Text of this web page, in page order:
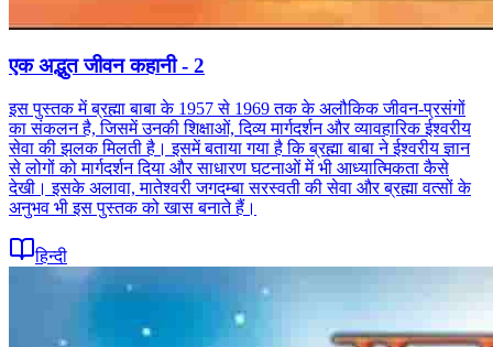
एक अद्भुत जीवन कहानी - 2
इस पुस्तक में ब्रह्मा बाबा के 1957 से 1969 तक के अलौकिक जीवन-प्रसंगों
का संकलन है, जिसमें उनकी शिक्षाओं, दिव्य मार्गदर्शन और व्यावहारिक ईश्वरीय
सेवा की झलक मिलती है। इसमें बताया गया है कि ब्रह्मा बाबा ने ईश्वरीय ज्ञान
से लोगों को मार्गदर्शन दिया और साधारण घटनाओं में भी आध्यात्मिकता कैसे
देखी। इसके अलावा, मातेश्वरी जगदम्बा सरस्वती की सेवा और ब्रह्मा वत्सों के
अनुभव भी इस पुस्तक को खास बनाते हैं।
हिन्दी